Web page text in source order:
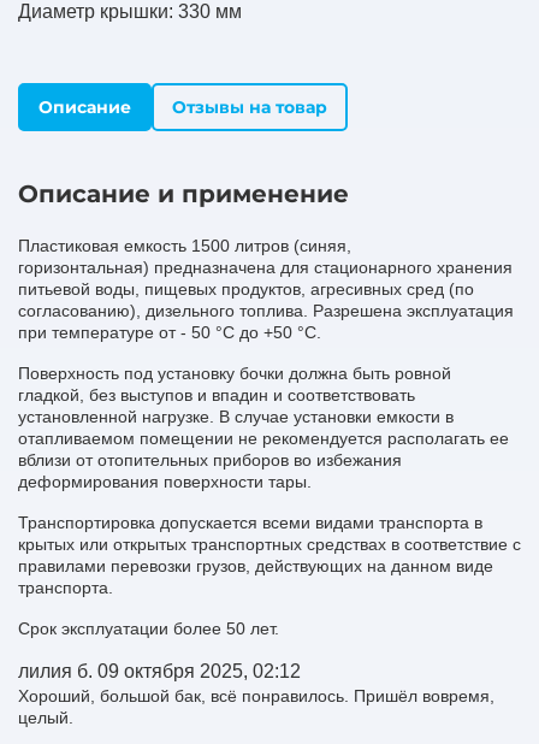
Диаметр крышки: 330 мм
Описание Отзывы на товар
Описание и применение
Пластиковая емкость 1500 литров (синяя,
горизонтальная) предназначена для стационарного хранения
питьевой воды, пищевых продуктов, агресивных сред (по
согласованию), дизельного топлива. Разрешена эксплуатация
при температуре от - 50 °С до +50 °С.
Поверхность под установку бочки должна быть ровной
гладкой, без выступов и впадин и соответствовать
установленной нагрузке. В случае установки емкости в
отапливаемом помещении не рекомендуется располагать ее
вблизи от отопительных приборов во избежания
деформирования поверхности тары.
Транспортировка допускается всеми видами транспорта в
крытых или открытых транспортных средствах в соответствие с
правилами перевозки грузов, действующих на данном виде
транспорта.
Срок эксплуатации более 50 лет.
лилия б. 09 октября 2025, 02:12
Хороший, большой бак, всё понравилось. Пришёл вовремя,
целый.